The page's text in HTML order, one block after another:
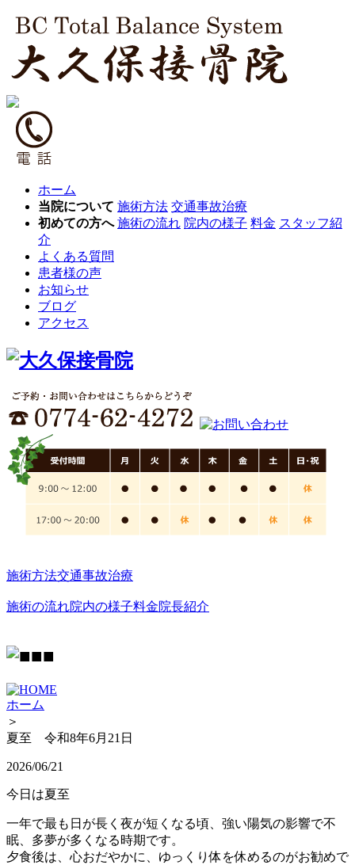
ホーム
当院について 施術方法 交通事故治療
初めての方へ 施術の流れ 院内の様子 料金 スタッフ紹
介
よくある質問
患者様の声
お知らせ
ブログ
アクセス
施術方法交通事故治療
施術の流れ院内の様子料金院長紹介
ホーム
＞
夏至 令和8年6月21日
2026/06/21
今日は夏至
一年で最も日が長く夜が短くなる頃、強い陽気の影響で不
眠、多夢が多くなる時期です。
夕食後は、心おだやかに、ゆっくり体を休めるのがお勧めで